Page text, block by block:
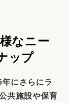
なニー
ップ
にさらにラ
共施設や保育